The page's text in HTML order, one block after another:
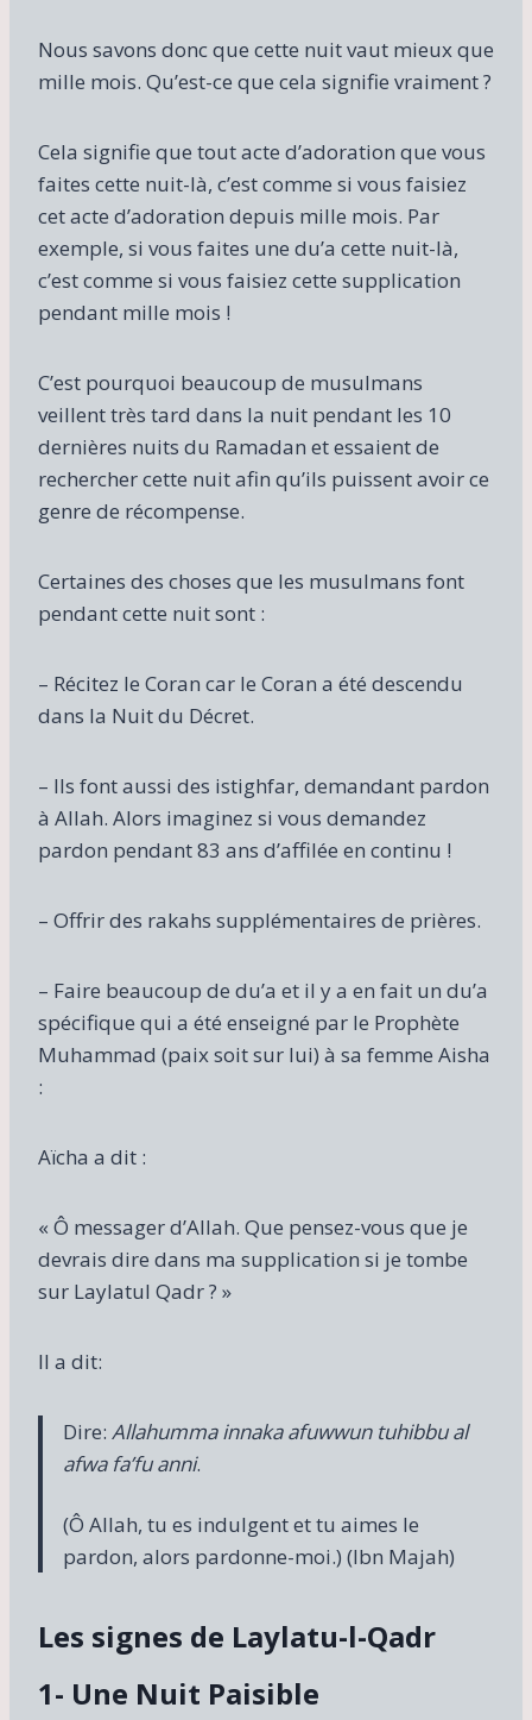
Nous savons donc que cette nuit vaut mieux que
mille mois. Qu’est-ce que cela signifie vraiment ?
Cela signifie que tout acte d’adoration que vous
faites cette nuit-là, c’est comme si vous faisiez
cet acte d’adoration depuis mille mois. Par
exemple, si vous faites une du’a cette nuit-là,
c’est comme si vous faisiez cette supplication
pendant mille mois !
C’est pourquoi beaucoup de musulmans
veillent très tard dans la nuit pendant les 10
dernières nuits du Ramadan et essaient de
rechercher cette nuit afin qu’ils puissent avoir ce
genre de récompense.
Certaines des choses que les musulmans font
pendant cette nuit sont :
– Récitez le Coran car le Coran a été descendu
dans la Nuit du Décret.
– Ils font aussi des istighfar, demandant pardon
à Allah. Alors imaginez si vous demandez
pardon pendant 83 ans d’affilée en continu !
– Offrir des rakahs supplémentaires de prières.
– Faire beaucoup de du’a et il y a en fait un du’a
spécifique qui a été enseigné par le Prophète
Muhammad (paix soit sur lui) à sa femme Aisha
:
Aïcha a dit :
« Ô messager d’Allah. Que pensez-vous que je
devrais dire dans ma supplication si je tombe
sur Laylatul Qadr ? »
Il a dit:
Dire: Allahumma innaka afuwwun tuhibbu al
afwa fa’fu anni.
(Ô Allah, tu es indulgent et tu aimes le
pardon, alors pardonne-moi.) (Ibn Majah)
Les signes de Laylatu-l-Qadr
1- Une Nuit Paisible